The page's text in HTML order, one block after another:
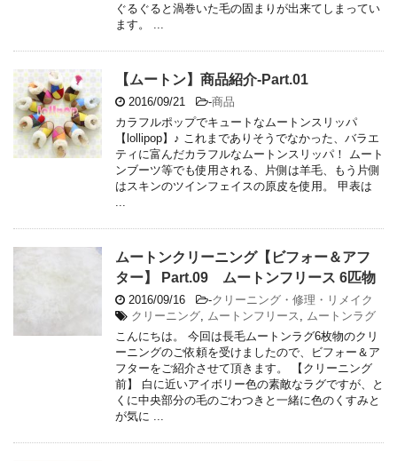
ぐるぐると渦巻いた毛の固まりが出来てしまってい
ます。 ...
【ムートン】商品紹介-Part.01
2016/09/21 -商品
カラフルポップでキュートなムートンスリッパ
【lollipop】♪ これまでありそうでなかった、バラエ
ティに富んだカラフルなムートンスリッパ！ ムート
ンブーツ等でも使用される、片側は羊毛、もう片側
はスキンのツインフェイスの原皮を使用。 甲表は
...
ムートンクリーニング【ビフォー＆アフ
ター】 Part.09 ムートンフリース 6匹物
2016/09/16 -クリーニング・修理・リメイク
クリーニング, ムートンフリース , ムートンラグ
こんにちは。 今回は長毛ムートンラグ6枚物のクリ
ーニングのご依頼を受けましたので、ビフォー＆ア
フターをご紹介させて頂きます。 【クリーニング
前】 白に近いアイボリー色の素敵なラグですが、と
くに中央部分の毛のごわつきと一緒に色のくすみと
が気に ...